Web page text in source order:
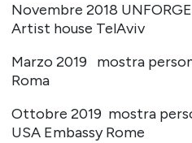
Novembre 2018
Artist house TelAviv
Marzo 2019 mostra
Roma
Ottobre 2019 mostra
USA Embassy Rome